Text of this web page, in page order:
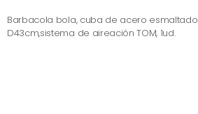
Barbacola bola, cuba de acero esmaltado
D43cm,sistema de aireación TOM, 1ud.